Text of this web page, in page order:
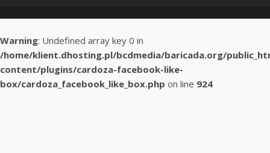
Warning: Undefined array key 0 in
/home/klient.dhosting.pl/bcdmedia/baricada.org/
content/plugins/cardoza-facebook-like-
box/cardoza_facebook_like_box.php on line 924